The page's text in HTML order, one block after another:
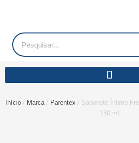
conteúdoPesquisar
Início / Marca/ Parentex / Sabonete Íntimo
180 ml